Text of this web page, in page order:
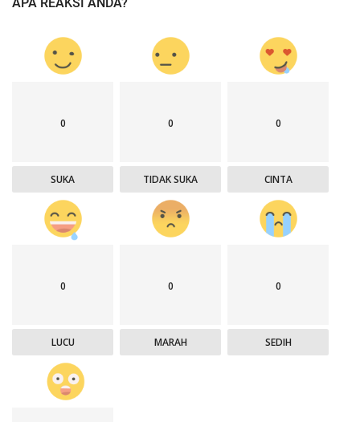
0
SUKA
0
TIDAK SUKA
0
CINTA
0
LUCU
0
MARAH
0
SEDIH